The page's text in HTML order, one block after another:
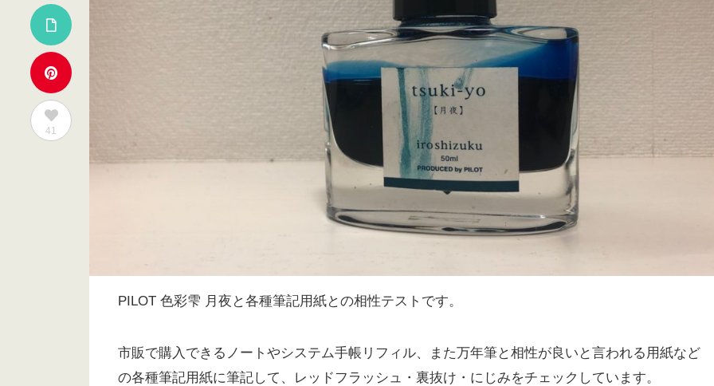
41
PILOT 色彩雫 月夜と各種筆記用紙との相性テストです。
市販で購入できるノートやシステム手帳リフィル、また万年筆と相性が良いと言われる用紙など
の各種筆記用紙に筆記して、レッドフラッシュ・裏抜け・にじみをチェックしています。